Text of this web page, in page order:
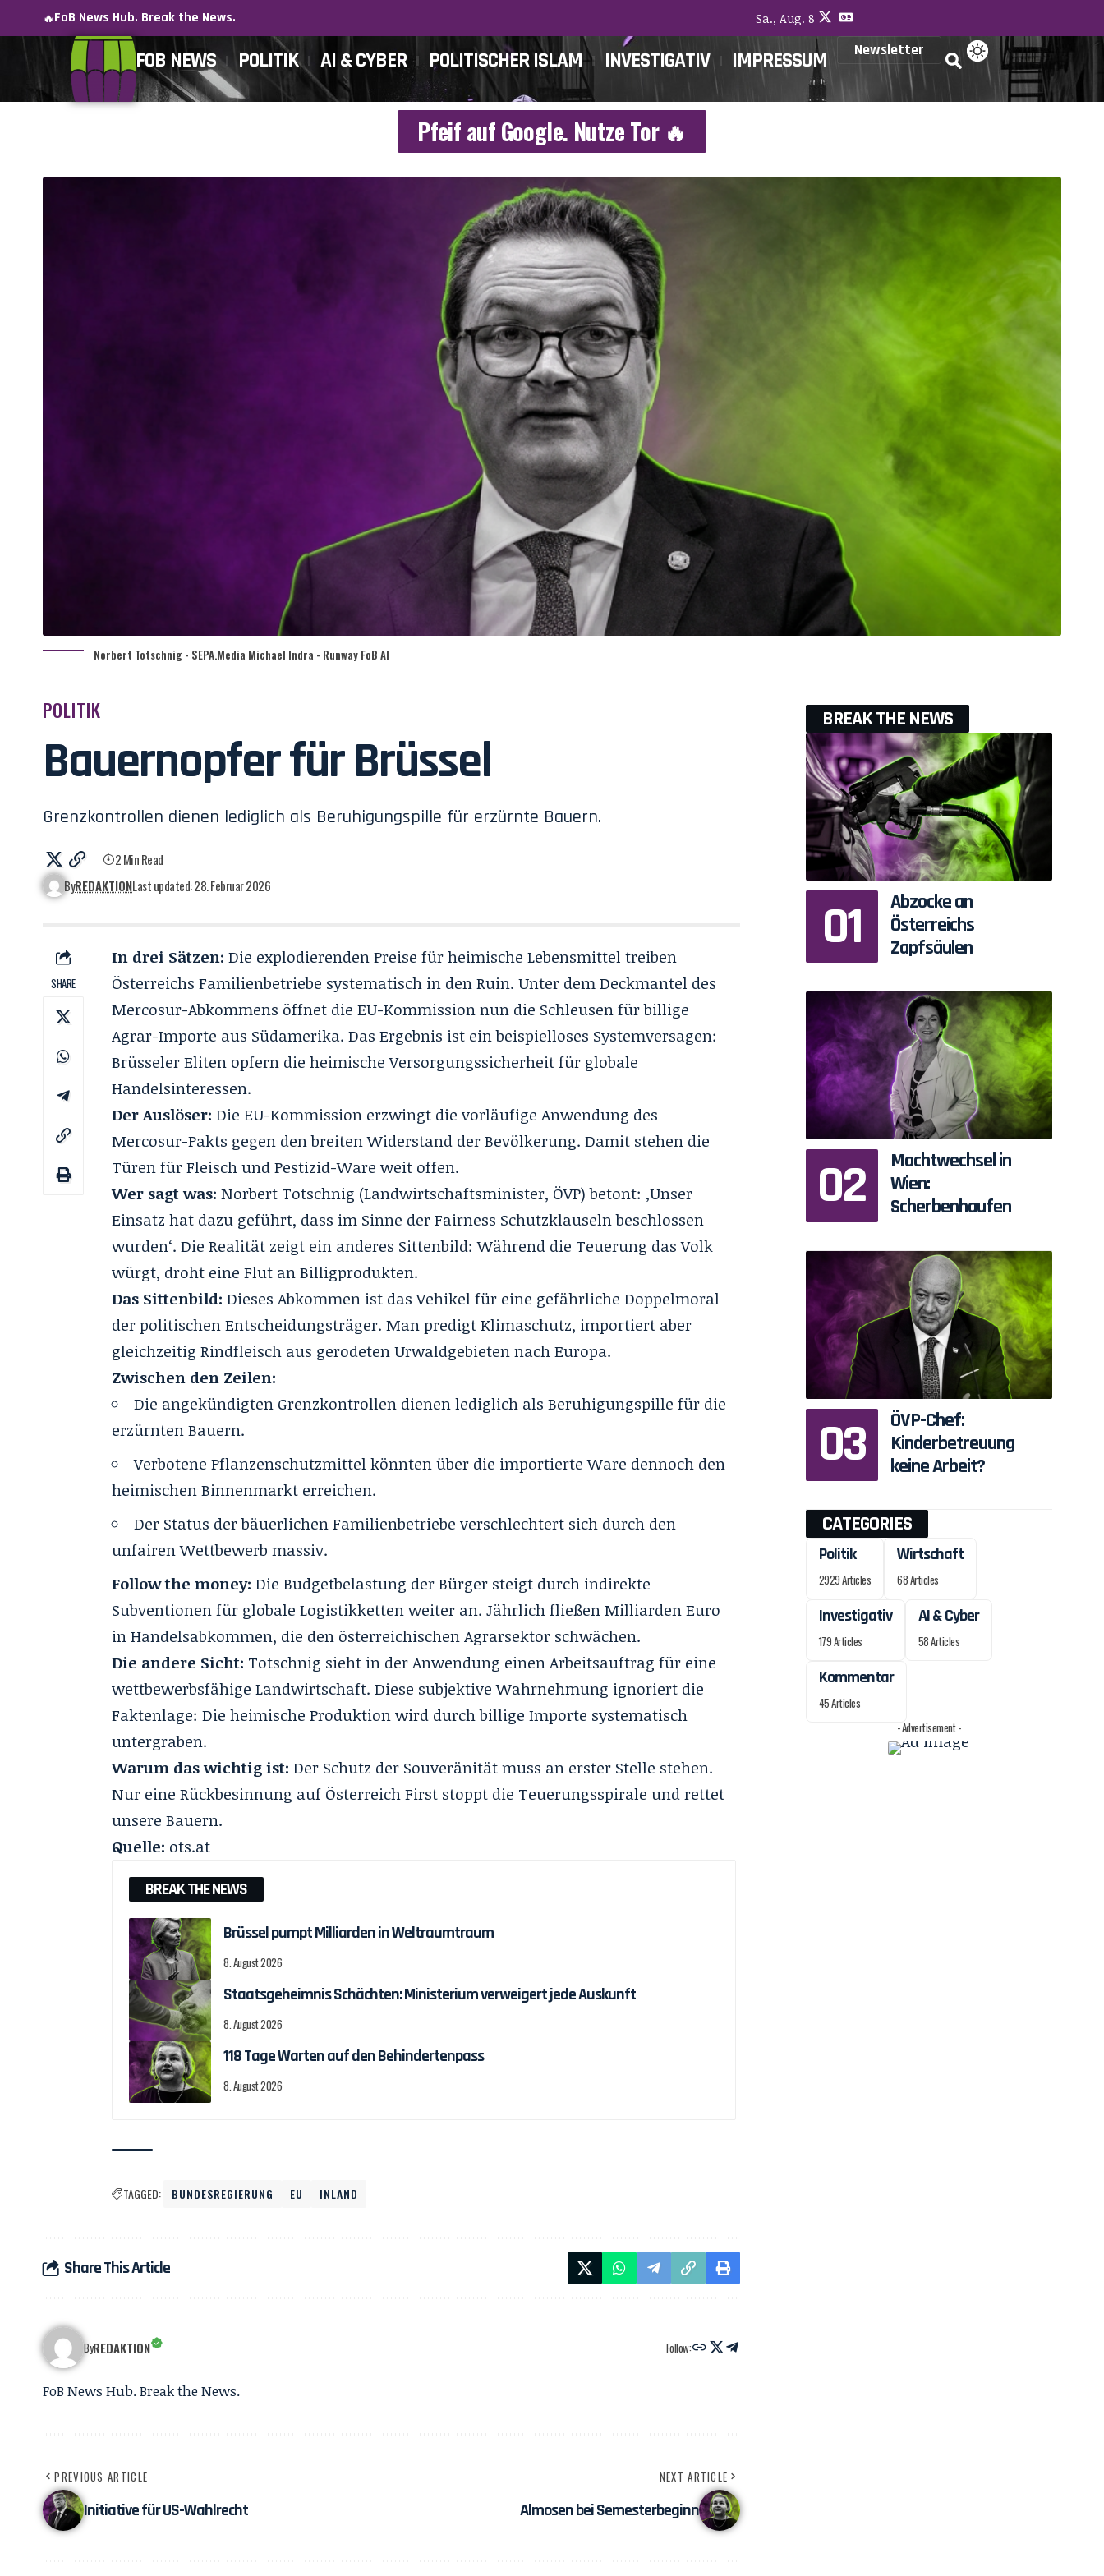
🔥FoB News Hub. Break the News. Sa., Aug. 8
FOB NEWS POLITIK AI & CYBER POLITISCHER ISLAM INVESTIGATIV IMPRESSUM Newsletter
Pfeif auf Google. Nutze Tor 🔥
Norbert Totschnig - SEPA.Media Michael Indra - Runway FoB AI
POLITIK
Bauernopfer für Brüssel
Grenzkontrollen dienen lediglich als Beruhigungspille für erzürnte Bauern.
ByREDAKTIONLast updated: 28. Februar 2026
2 Min Read
SHARE
In drei Sätzen: Die explodierenden Preise für heimische Lebensmittel treiben
Österreichs Familienbetriebe systematisch in den Ruin. Unter dem Deckmantel des
Mercosur-Abkommens öffnet die EU-Kommission nun die Schleusen für billige
Agrar-Importe aus Südamerika. Das Ergebnis ist ein beispielloses Systemversagen:
Brüsseler Eliten opfern die heimische Versorgungssicherheit für globale
Handelsinteressen.
Der Auslöser: Die EU-Kommission erzwingt die vorläufige Anwendung des
Mercosur-Pakts gegen den breiten Widerstand der Bevölkerung. Damit stehen die
Türen für Fleisch und Pestizid-Ware weit offen.
Wer sagt was: Norbert Totschnig (Landwirtschaftsminister, ÖVP) betont: ‚Unser
Einsatz hat dazu geführt, dass im Sinne der Fairness Schutzklauseln beschlossen
wurden‘. Die Realität zeigt ein anderes Sittenbild: Während die Teuerung das Volk
würgt, droht eine Flut an Billigprodukten.
Das Sittenbild: Dieses Abkommen ist das Vehikel für eine gefährliche Doppelmoral
der politischen Entscheidungsträger. Man predigt Klimaschutz, importiert aber
gleichzeitig Rindfleisch aus gerodeten Urwaldgebieten nach Europa.
Zwischen den Zeilen:
Die angekündigten Grenzkontrollen dienen lediglich als Beruhigungspille für die
erzürnten Bauern.
Verbotene Pflanzenschutzmittel könnten über die importierte Ware dennoch den
heimischen Binnenmarkt erreichen.
Der Status der bäuerlichen Familienbetriebe verschlechtert sich durch den
unfairen Wettbewerb massiv.
Follow the money: Die Budgetbelastung der Bürger steigt durch indirekte
Subventionen für globale Logistikketten weiter an. Jährlich fließen Milliarden Euro
in Handelsabkommen, die den österreichischen Agrarsektor schwächen.
Die andere Sicht: Totschnig sieht in der Anwendung einen Arbeitsauftrag für eine
wettbewerbsfähige Landwirtschaft. Diese subjektive Wahrnehmung ignoriert die
Faktenlage: Die heimische Produktion wird durch billige Importe systematisch
untergraben.
Warum das wichtig ist: Der Schutz der Souveränität muss an erster Stelle stehen.
Nur eine Rückbesinnung auf Österreich First stoppt die Teuerungsspirale und rettet
unsere Bauern.
Quelle: ots.at
BREAK THE NEWS
Brüssel pumpt Milliarden in Weltraumtraum
8. August 2026
Staatsgeheimnis Schächten: Ministerium verweigert jede Auskunft
8. August 2026
118 Tage Warten auf den Behindertenpass
8. August 2026
TAGGED: BUNDESREGIERUNG EU INLAND
Share This Article
ByREDAKTION Follow:
FoB News Hub. Break the News.
PREVIOUS ARTICLE
Initiative für US-Wahlrecht
NEXT ARTICLE
Almosen bei Semesterbeginn
BREAK THE NEWS
Abzocke an
Österreichs
Zapfsäulen
Machtwechsel in
Wien:
Scherbenhaufen
ÖVP-Chef:
Kinderbetreuung
keine Arbeit?
CATEGORIES
Politik
2929 Articles
Wirtschaft
68 Articles
Investigativ
179 Articles
AI & Cyber
58 Articles
Kommentar
45 Articles
- Advertisement -